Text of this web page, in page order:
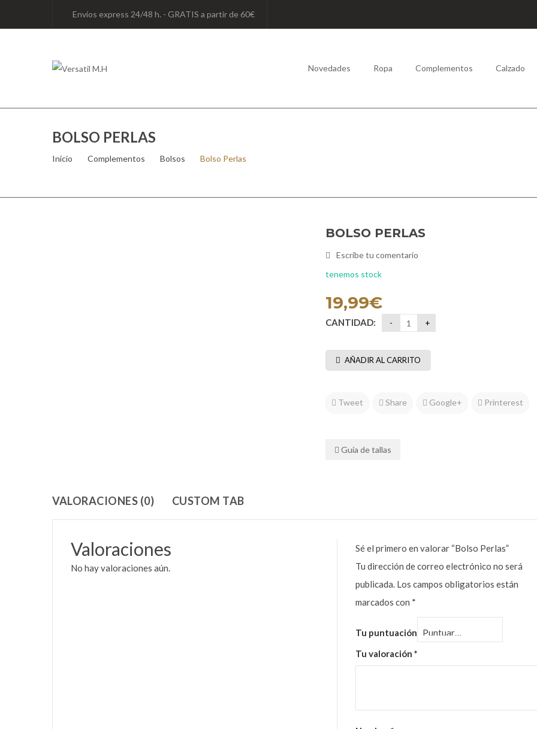
Envíos express 24/48 h. - GRATIS a partir de 60€
Novedades Ropa Complementos Calzado
BOLSO PERLAS
Inicio Complementos Bolsos Bolso Perlas
BOLSO PERLAS
Escribe tu comentario
tenemos stock
19,99€
CANTIDAD:
AÑADIR AL CARRITO
Tweet Share Google+ Printerest
Guía de tallas
VALORACIONES (0) CUSTOM TAB
Valoraciones
No hay valoraciones aún.
Sé el primero en valorar “Bolso Perlas”
Tu dirección de correo electrónico no será
publicada. Los campos obligatorios están
marcados con *
Tu puntuación
Tu valoración*